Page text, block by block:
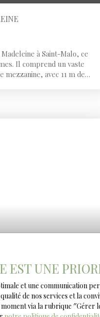
à Saint-Malo, ce
Il comprend un vaste
mezzanine, avec 11 m de
EST UNE
et une communication
de nos services et la
via la rubrique ″Gérer